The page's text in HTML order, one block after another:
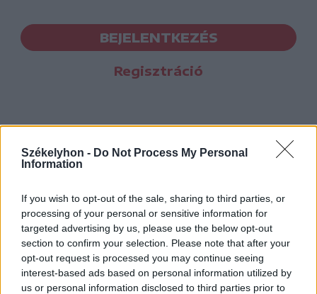
Székelyhon - Do Not Process My Personal
Information
If you wish to opt-out of the sale, sharing to third parties, or
processing of your personal or sensitive information for
targeted advertising by us, please use the below opt-out
section to confirm your selection. Please note that after your
opt-out request is processed you may continue seeing
interest-based ads based on personal information utilized by
us or personal information disclosed to third parties prior to
BEJELENTKEZÉS
Regisztráció
Hasznos
Impresszum